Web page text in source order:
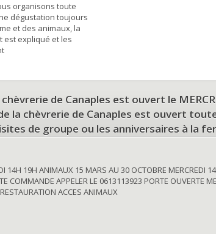
organisons toute
dégustation toujours
et des animaux, la
est expliqué et les
chèvrerie de Canaples est ouvert le
la chèvrerie de Canaples est ouvert toute
de groupe ou les anniversaires à la
14H 19H ANIMAUX 15 MARS AU 30 OCTOBRE MERCREDI
COMMANDE APPELER LE 0613113923 PORTE OUVERTE
ACCES ANIMAUX